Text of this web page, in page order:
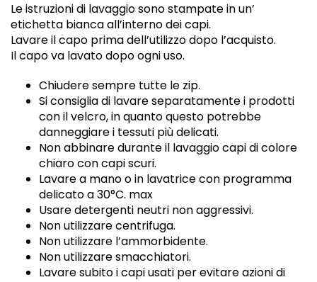
Le istruzioni di lavaggio sono stampate in un’
etichetta bianca all’interno dei capi.
Lavare il capo prima dell’utilizzo dopo l’acquisto.
Il capo va lavato dopo ogni uso.
Chiudere sempre tutte le zip.
Si consiglia di lavare separatamente i prodotti
con il velcro, in quanto questo potrebbe
danneggiare i tessuti più delicati.
Non abbinare durante il lavaggio capi di colore
chiaro con capi scuri.
Lavare a mano o in lavatrice con programma
delicato a 30°C. max
Usare detergenti neutri non aggressivi.
Non utilizzare centrifuga.
Non utilizzare l’ammorbidente.
Non utilizzare smacchiatori.
Lavare subito i capi usati per evitare azioni di